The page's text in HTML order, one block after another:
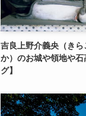
吉良上野介義央（き
か）のお城や領地や
グ】